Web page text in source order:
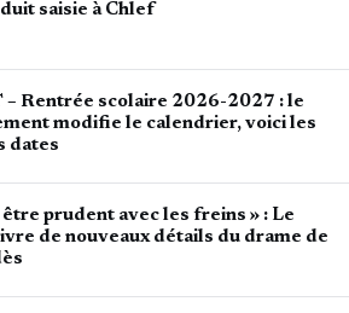
saisie à Chlef
– Rentrée scolaire 2026-2027 : le
modifie le calendrier, voici les
dates
être prudent avec les freins » : Le
de nouveaux détails du drame de